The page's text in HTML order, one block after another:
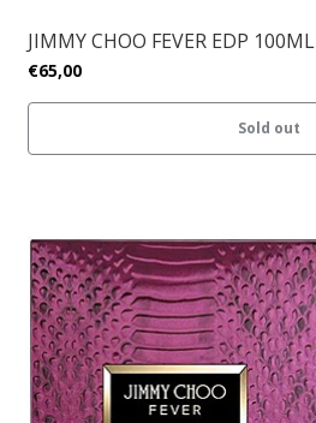
JIMMY CHOO FEVER EDP 100ML
€65,00
Sold out